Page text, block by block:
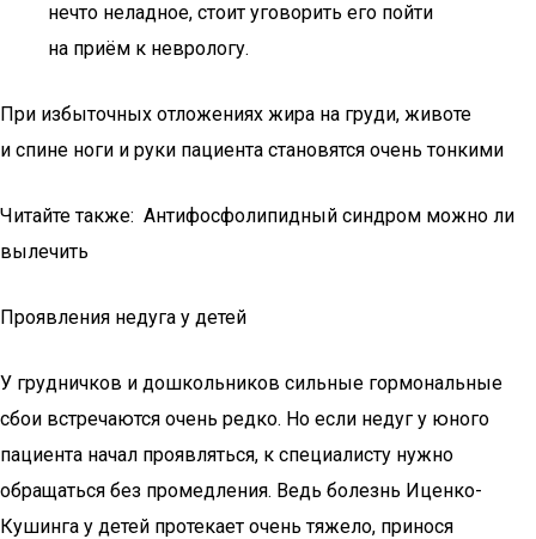
нечто неладное, стоит уговорить его пойти
на приём к неврологу.
При избыточных отложениях жира на груди, животе
и спине ноги и руки пациента становятся очень тонкими
Читайте также: Антифосфолипидный синдром можно ли
вылечить
Проявления недуга у детей
У грудничков и дошкольников сильные гормональные
сбои встречаются очень редко. Но если недуг у юного
пациента начал проявляться, к специалисту нужно
обращаться без промедления. Ведь болезнь Иценко-
Кушинга у детей протекает очень тяжело, принося